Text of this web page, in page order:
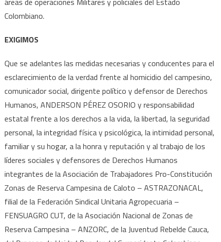
Colombiano.
EXIGIMOS
Que se adelantes las medidas necesarias y conducentes para el
esclarecimiento de la verdad frente al homicidio del campesino,
comunicador social, dirigente político y defensor de Derechos
Humanos, ANDERSON PÉREZ OSORIO y responsabilidad
estatal frente a los derechos a la vida, la libertad, la seguridad
personal, la integridad física y psicológica, la intimidad personal,
familiar y su hogar, a la honra y reputación y al trabajo de los
líderes sociales y defensores de Derechos Humanos
integrantes de la Asociación de Trabajadores Pro-Constitución
Zonas de Reserva Campesina de Caloto – ASTRAZONACAL,
filial de la Federación Sindical Unitaria Agropecuaria –
FENSUAGRO CUT, de la Asociación Nacional de Zonas de
Reserva Campesina – ANZORC, de la Juventud Rebelde Cauca,